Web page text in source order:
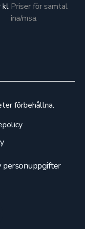
kl Priser för samtal
ina/msa.
förbehållna.
personuppgifter